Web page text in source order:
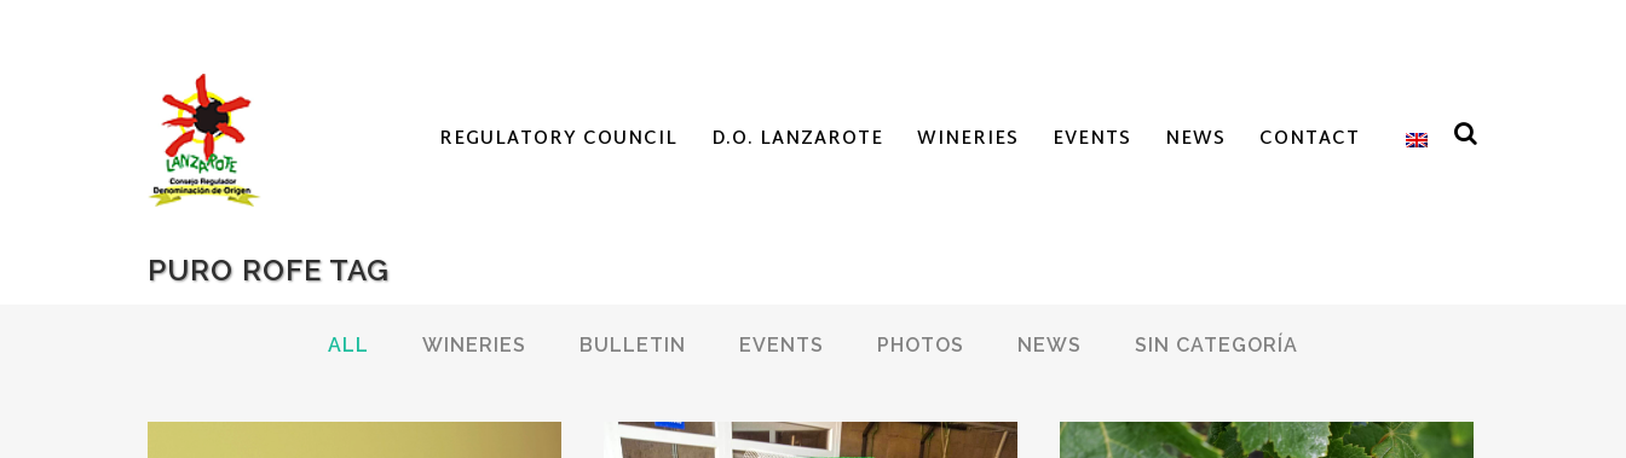
REGULATORY COUNCIL D.O. LANZAROTE WINERIES EVENTS NEWS CONTACT
PURO ROFE TAG
ALL WINERIES BULLETIN EVENTS PHOTOS NEWS SIN CATEGORÍA